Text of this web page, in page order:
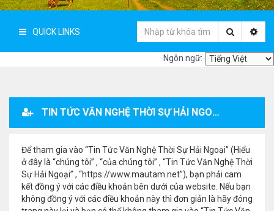
QUICK LINKS
Ngôn ngữ:
TIN TỨC VĂN NGHỆ THỜI SỰ HẢI NGOẠI - ĐĂNG KÝ THÀNH VIÊN
Để tham gia vào “Tin Tức Văn Nghệ Thời Sự Hải Ngoại” (Hiểu
ở đây là “chúng tôi” , “của chúng tôi” , “Tin Tức Văn Nghệ Thời
Sự Hải Ngoại” , “https://www.mautam.net”), bạn phải cam
kết đồng ý với các điều khoản bên dưới của website. Nếu bạn
không đồng ý với các điều khoản này thì đơn giản là hãy đóng